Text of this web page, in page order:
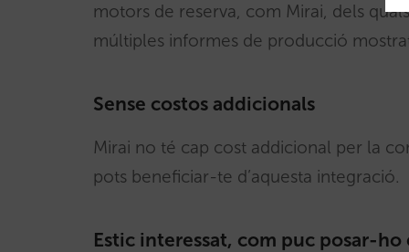
motors de reserva, com Mirai, dels
múltiples informes de producció
Sense costos addicionals
Mirai no té cap cost addicional per la
pots beneficiar-te d’aquesta integració.
Estic interessat, com puc posar-ho